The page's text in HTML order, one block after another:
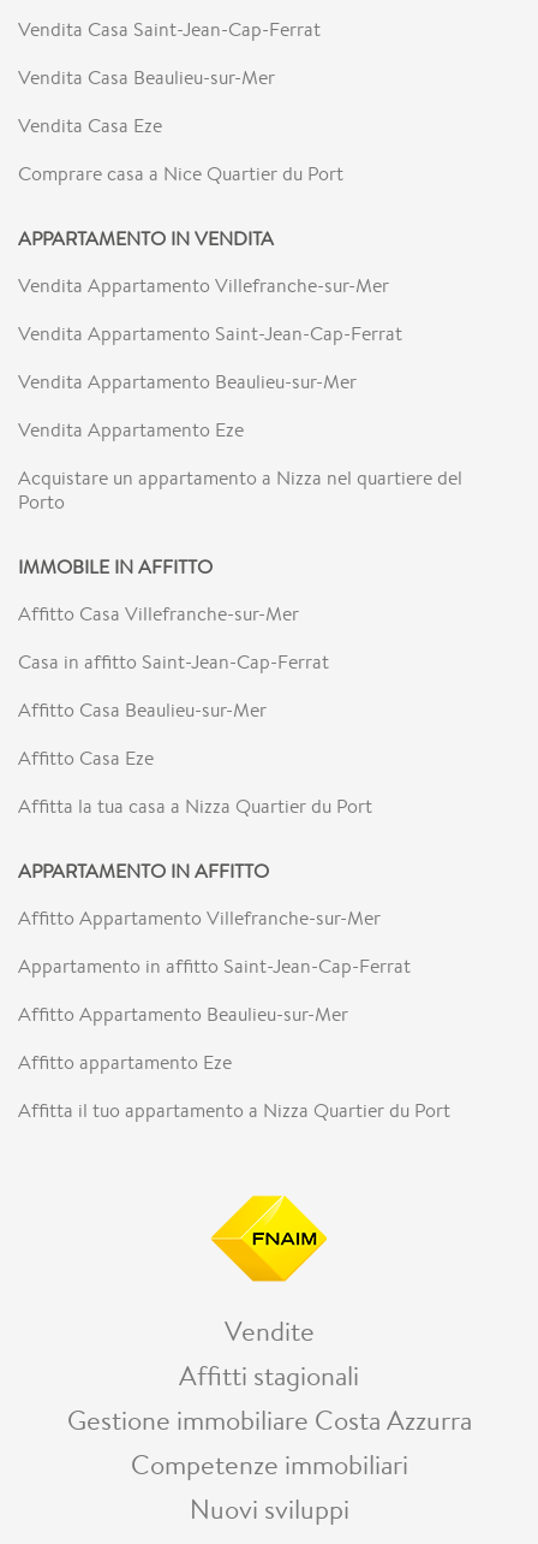
Vendita Casa Saint-Jean-Cap-Ferrat
Vendita Casa Beaulieu-sur-Mer
Vendita Casa Eze
Comprare casa a Nice Quartier du Port
APPARTAMENTO IN VENDITA
Vendita Appartamento Villefranche-sur-Mer
Vendita Appartamento Saint-Jean-Cap-Ferrat
Vendita Appartamento Beaulieu-sur-Mer
Vendita Appartamento Eze
Acquistare un appartamento a Nizza nel quartiere del
Porto
IMMOBILE IN AFFITTO
Affitto Casa Villefranche-sur-Mer
Casa in affitto Saint-Jean-Cap-Ferrat
Affitto Casa Beaulieu-sur-Mer
Affitto Casa Eze
Affitta la tua casa a Nizza Quartier du Port
APPARTAMENTO IN AFFITTO
Affitto Appartamento Villefranche-sur-Mer
Appartamento in affitto Saint-Jean-Cap-Ferrat
Affitto Appartamento Beaulieu-sur-Mer
Affitto appartamento Eze
Affitta il tuo appartamento a Nizza Quartier du Port
Vendite
Affitti stagionali
Gestione immobiliare Costa Azzurra
Competenze immobiliari
Nuovi sviluppi